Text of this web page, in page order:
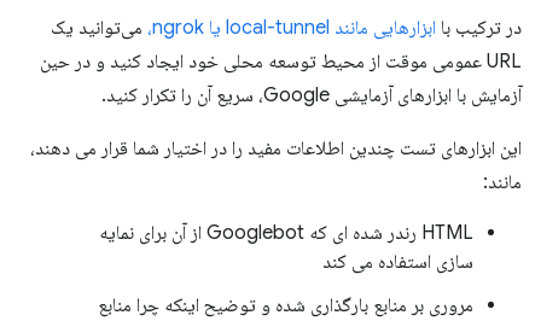
در ترکیب با ابزارهایی مانند local-tunnel یا ngrok،
می‌توانید یک
URL عمومی موقت از محیط توسعه محلی خود ایجاد کنید و در حین
آزمایش با ابزارهای آزمایشی Google، سریع آن را تکرار کنید.
این ابزارهای تست چندین اطلاعات مفید را در اختیار شما قرار می دهند،
مانند:
HTML رندر شده ای که Googlebot از آن برای نمایه
سازی استفاده می کند
مروری بر منابع بارگذاری شده و توضیح اینکه چرا منابع